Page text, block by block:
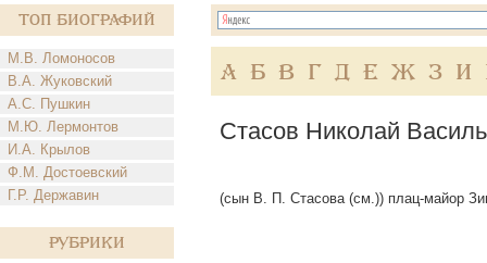
Топ Биографий
М.В. Ломоносов
В.А. Жуковский
А.С. Пушкин
М.Ю. Лермонтов
И.А. Крылов
Ф.М. Достоевский
Г.Р. Державин
Рубрики
А Б В Г Д Е Ж З И
Стасов Николай
(сын В. П. Стасова (см.)) плац-майор